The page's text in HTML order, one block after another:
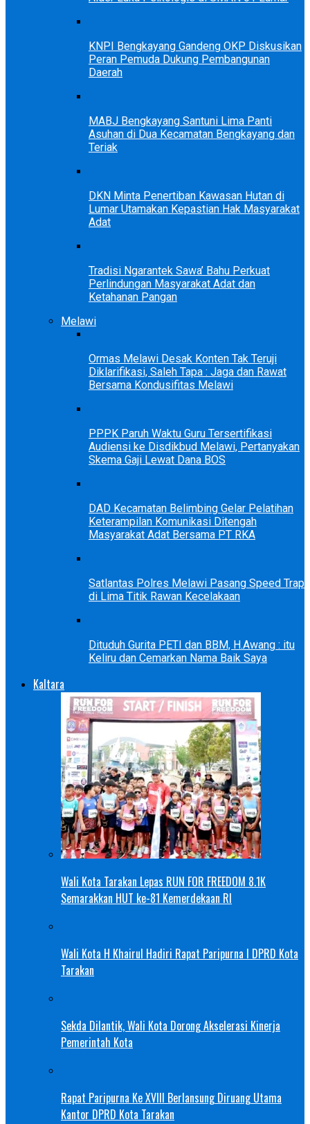
KNPI Bengkayang Gandeng OKP Diskusikan
Peran Pemuda Dukung Pembangunan
Daerah
MABJ Bengkayang Santuni Lima Panti
Asuhan di Dua Kecamatan Bengkayang dan
Teriak
DKN Minta Penertiban Kawasan Hutan di
Lumar Utamakan Kepastian Hak Masyarakat
Adat
Tradisi Ngarantek Sawa’ Bahu Perkuat
Perlindungan Masyarakat Adat dan
Ketahanan Pangan
Melawi
Ormas Melawi Desak Konten Tak Teruji
Diklarifikasi, Saleh Tapa : Jaga dan Rawat
Bersama Kondusifitas Melawi
PPPK Paruh Waktu Guru Tersertifikasi
Audiensi ke Disdikbud Melawi, Pertanyakan
Skema Gaji Lewat Dana BOS
DAD Kecamatan Belimbing Gelar Pelatihan
Keterampilan Komunikasi Ditengah
Masyarakat Adat Bersama PT RKA
Satlantas Polres Melawi Pasang Speed Trap
di Lima Titik Rawan Kecelakaan
Dituduh Gurita PETI dan BBM, H.Awang : itu
Keliru dan Cemarkan Nama Baik Saya
Kaltara
Wali Kota Tarakan Lepas RUN FOR FREEDOM 8.1K
Semarakkan HUT ke-81 Kemerdekaan RI
Wali Kota H Khairul Hadiri Rapat Paripurna I DPRD Kota
Tarakan
Sekda Dilantik, Wali Kota Dorong Akselerasi Kinerja
Pemerintah Kota
Rapat Paripurna Ke XVIII Berlansung Diruang Utama
Kantor DPRD Kota Tarakan